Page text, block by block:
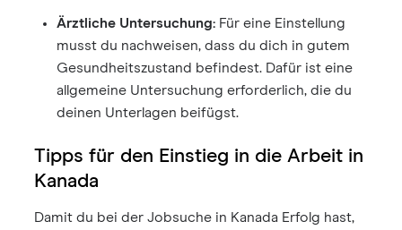
Ärztliche Untersuchung: Für eine Einstellung
musst du nachweisen, dass du dich in gutem
Gesundheitszustand befindest. Dafür ist eine
allgemeine Untersuchung erforderlich, die du
deinen Unterlagen beifügst.
Tipps für den Einstieg in die Arbeit in
Kanada
Damit du bei der Jobsuche in Kanada Erfolg hast,